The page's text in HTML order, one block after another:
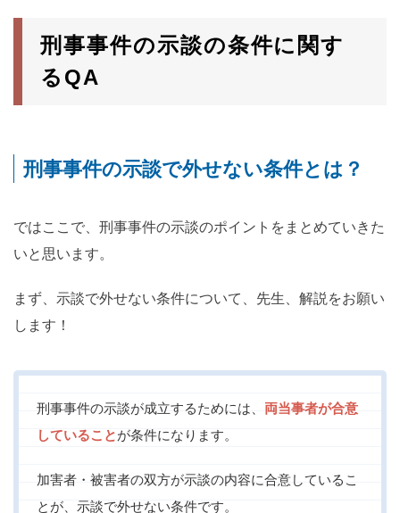
刑事事件の示談の条件に関す
るQA
刑事事件の示談で外せない条件とは？
ではここで、刑事事件の示談のポイントをまとめていきた
いと思います。
まず、示談で外せない条件について、先生、解説をお願い
します！
刑事事件の示談が成立するためには、 両当事者が合意
していることが条件になります。
加害者・被害者の双方が示談の内容に合意しているこ
とが、示談で外せない条件です。